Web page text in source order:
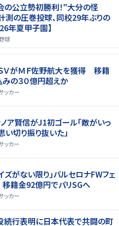
公立勢初勝利！"大分の怪
の圧巻投球、同校29年ぶりの
年夏甲子園】
球
ＶがＭＦ佐野航大を獲得 移籍
の３０億円超えか
ッカー
ノア賢信がJ1初ゴール「敵がいっ
い切り振り抜いた」
ッカー
ズがない限り」バルセロナFWフェ
移籍金92億円でパリSGへ
ッカー
続行表明に日本代表で共闘の町